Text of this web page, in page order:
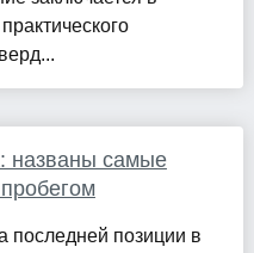
названы самые
последней позиции в